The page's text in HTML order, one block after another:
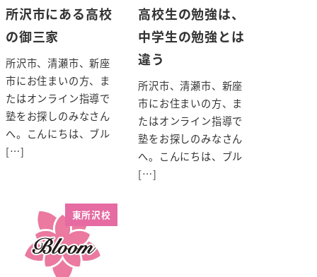
所沢市にある高校
の御三家
所沢市、清瀬市、新座
市にお住まいの方、ま
たはオンライン指導で
塾をお探しのみなさん
へ。こんにちは、ブル
[…]
高校生の勉強は、
中学生の勉強とは
違う
所沢市、清瀬市、新座
市にお住まいの方、ま
たはオンライン指導で
塾をお探しのみなさん
へ。こんにちは、ブル
[…]
東所沢校